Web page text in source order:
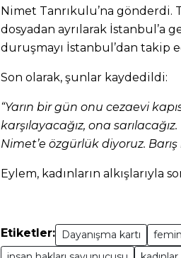
Nimet Tanrıkulu’na gönderdi.
dosyadan ayrılarak
duruşmayı İstanbul’dan takip
Son olarak, şunlar kaydedildi:
“Yarın bir gün onu cezaevi
karşılayacağız, ona
Nimet’e özgürlük diyoruz.
Eylem, kadınların alkışlarıyla
Etiketler: Dayanışma kartı